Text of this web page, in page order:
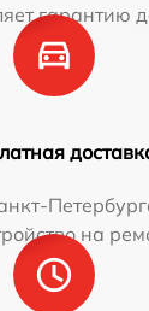
гарантию
на